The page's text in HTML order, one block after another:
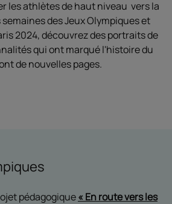
les athlètes de haut niveau vers la
des Jeux Olympiques et
2024, découvrez des portraits de
qui ont marqué l'histoire du
de nouvelles pages.
pédagogique« En route vers les